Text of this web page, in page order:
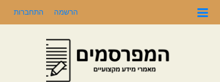
התחברות הרשמה